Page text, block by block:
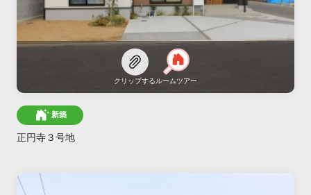
クリップするルームツアー
新築
正円寺３号地